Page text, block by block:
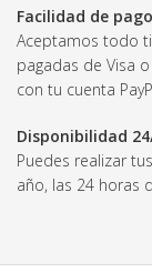
Facilidad de
Aceptamos todo
pagadas de Visa
con tu cuenta
Disponibilidad
Puedes realizar
año, las 24 horas